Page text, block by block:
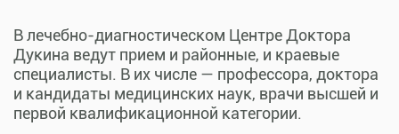
В лечебно-диагностическом Центре Доктора
Дукина ведут прием и районные, и краевые
специалисты. В их числе — профессора, доктора
и кандидаты медицинских наук, врачи высшей и
первой квалификационной категории.